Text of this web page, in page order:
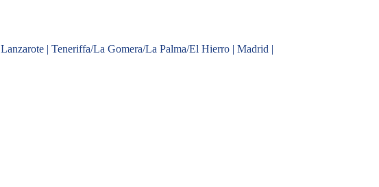
Lanzarote | Teneriffa/La Gomera/La Palma/El Hierro | Madrid |